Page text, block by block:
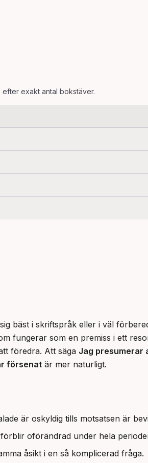
efter exakt antal bokstäver.
bäst i skriftspråk eller i väl
fungerar som en premiss i ett
föredra. Att säga Jag presumerar
försenat är mer naturligt.
är oskyldig tills motsatsen är
oförändrad under hela
åsikt i en så komplicerad fråga.